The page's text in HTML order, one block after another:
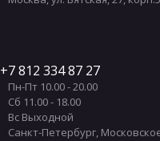
7 812 334 87 27
Пн-Пт 10.00 - 20.00
Сб 11.00 - 18.00
Вс Выходной
Санкт-Петербург,